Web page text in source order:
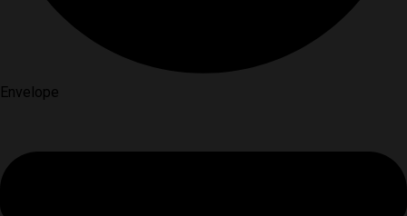
Envelope